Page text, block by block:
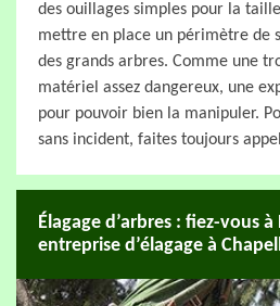
des ouillages simples pour la
mettre en place un périmètre de
des grands arbres. Comme une
matériel assez dangereux, une
pour pouvoir bien la manipuler.
sans incident, faites toujours
Élagage d’arbres : fiez-vous
entreprise d’élagage à